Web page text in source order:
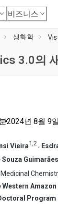
비즈니스
생화학
3.0의
분•2024년 8월 9일
Vieira1,2 ,
Guimarães
Amazon
Program